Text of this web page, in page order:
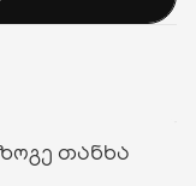
თანხა